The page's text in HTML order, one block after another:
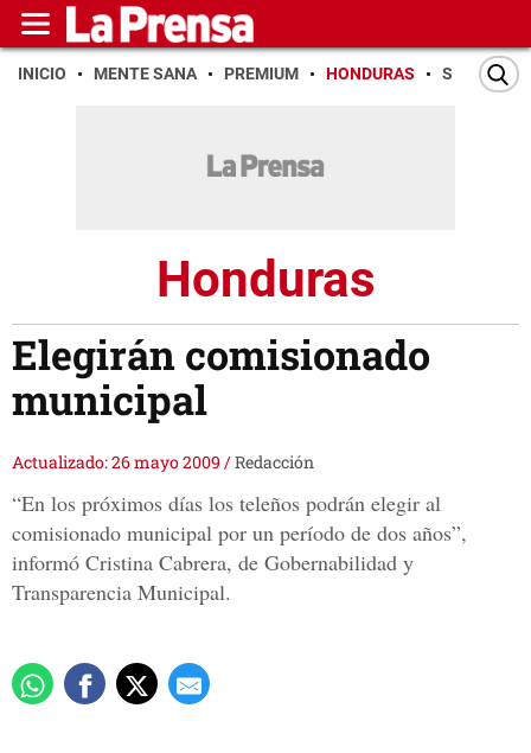
INICIO MENTE SANA PREMIUM HONDURAS SAN PEDRO
Honduras
Elegirán comisionado
municipal
Actualizado: 26 mayo 2009 /Redacción
“En los próximos días los teleños podrán elegir al
comisionado municipal por un período de dos años”,
informó Cristina Cabrera, de Gobernabilidad y
Transparencia Municipal.